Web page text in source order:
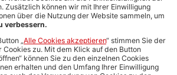
Media-Daten
Newsletteranmeldung
Produktübersicht
ALLGEMEIN